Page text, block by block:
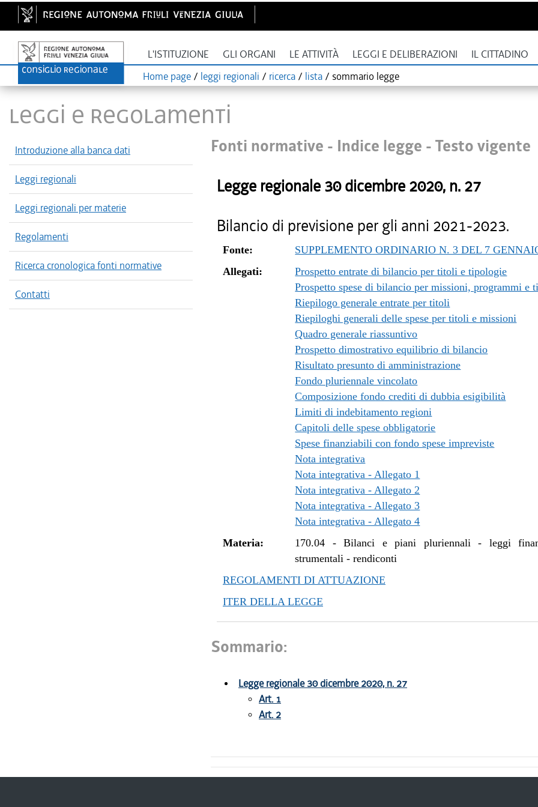
L'ISTITUZIONE GLI ORGANI LE ATTIVITÀ LEGGI E DELIBERAZIONI IL CITTADINO
Home page / leggi regionali / ricerca / lista / sommario legge
LEGGI E REGOLAMENTI
Introduzione alla banca dati
Leggi regionali
Leggi regionali per materie
Regolamenti
Ricerca cronologica fonti normative
Contatti
Fonti normative - Indice legge - Testo vigente
Legge regionale 30 dicembre 2020, n. 27
Bilancio di previsione per gli anni 2021-2023.
Fonte:
SUPPLEMENTO ORDINARIO N. 3 DEL 7
Allegati:
Prospetto entrate di bilancio per titoli e tipologie
Prospetto spese di bilancio per missioni, programmi e
Riepilogo generale entrate per titoli
Riepiloghi generali delle spese per titoli e missioni
Quadro generale riassuntivo
Prospetto dimostrativo equilibrio di bilancio
Risultato presunto di amministrazione
Fondo pluriennale vincolato
Composizione fondo crediti di dubbia esigibilità
Limiti di indebitamento regioni
Capitoli delle spese obbligatorie
Spese finanziabili con fondo spese impreviste
Nota integrativa
Nota integrativa - Allegato 1
Nota integrativa - Allegato 2
Nota integrativa - Allegato 3
Nota integrativa - Allegato 4
Materia:
170.04 -Bilanci e piani pluriennali - leggi
strumentali - rendiconti
REGOLAMENTI DI ATTUAZIONE
ITER DELLA LEGGE
Sommario:
Legge regionale 30 dicembre 2020, n. 27
Art. 1
Art. 2